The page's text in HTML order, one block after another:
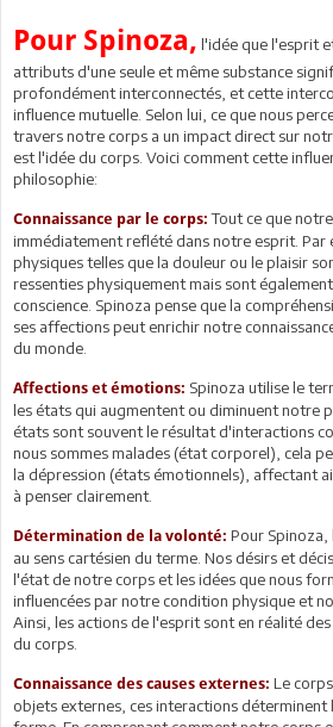
Pour Spinoza, l'idée que l'esprit
attributs d'une seule et même substance
profondément interconnectés, et cette
influence mutuelle. Selon lui, ce que nous
travers notre corps a un impact direct sur
est l'idée du corps. Voici comment cette
philosophie:
Connaissance par le corps: Tout ce que
immédiatement reflété dans notre esprit. Par
physiques telles que la douleur ou le plaisir
ressenties physiquement mais sont
conscience. Spinoza pense que la
ses affections peut enrichir notre
du monde.
Affections et émotions: Spinoza utilise le
les états qui augmentent ou diminuent notre
états sont souvent le résultat d'interactions
nous sommes malades (état corporel), cela
la dépression (états émotionnels), affectant
à penser clairement.
Détermination de la volonté: Pour
au sens cartésien du terme. Nos désirs et
l'état de notre corps et les idées que nous
influencées par notre condition physique et
Ainsi, les actions de l'esprit sont en réalité
du corps.
Connaissance des causes externes: Le
objets externes, ces interactions déterminent